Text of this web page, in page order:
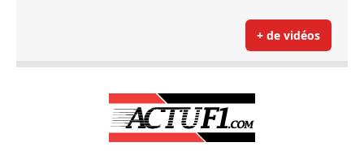
+ de vidéos